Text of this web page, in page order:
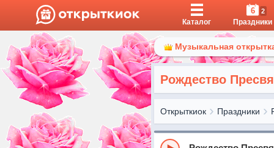
Каталог
6 2
Праздники
Музыкальная
Рождество
Открыткиок Праздники